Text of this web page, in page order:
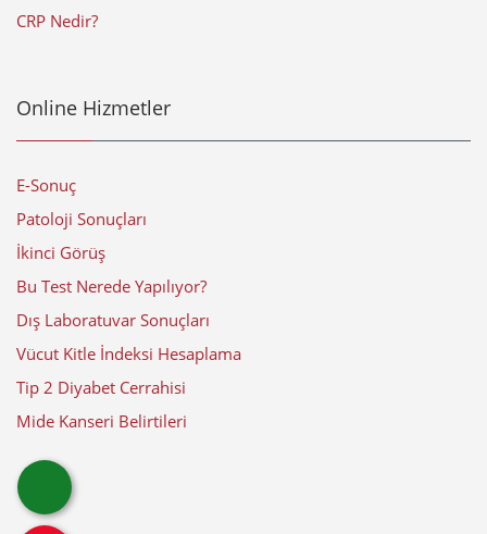
CRP Nedir?
Online Hizmetler
E-Sonuç
Patoloji Sonuçları
İkinci Görüş
Bu Test Nerede Yapılıyor?
Dış Laboratuvar Sonuçları
Vücut Kitle İndeksi Hesaplama
Tip 2 Diyabet Cerrahisi
Mide Kanseri Belirtileri